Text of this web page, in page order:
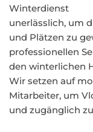
Winterdienst
unerlässlich, um
und Plätzen zu
professionellen
den winterlichen
Wir setzen auf
Mitarbeiter, um
und zugänglich